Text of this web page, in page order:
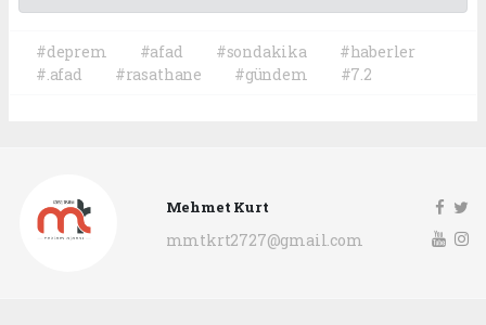
#deprem #afad #sondakika
#haberler
#.afad
#rasathane #gündem #7.2
Mehmet Kurt
mmtkrt2727@gmail.com